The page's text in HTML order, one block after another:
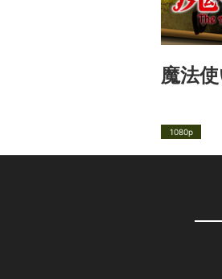
魔法
1080p